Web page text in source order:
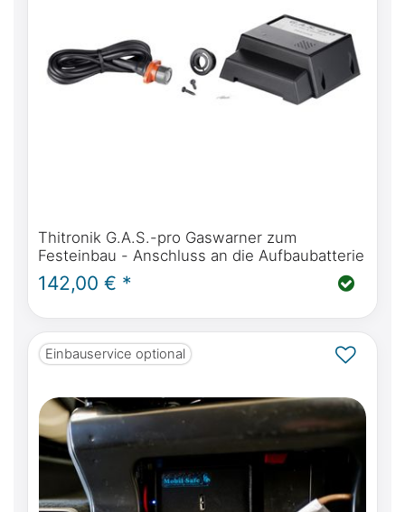
Thitronik G.A.S.-pro Gaswarner zum
Festeinbau - Anschluss an die Aufbaubatterie
142,00 € *
Einbauservice optional